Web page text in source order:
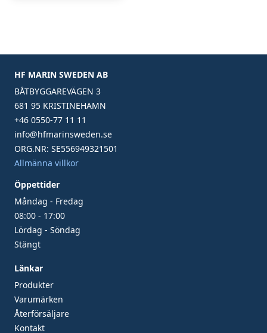
HF MARIN SWEDEN AB
BÅTBYGGAREVÄGEN 3
681 95 KRISTINEHAMN
+46 0550-77 11 11
info@hfmarinsweden.se
ORG.NR: SE556949321501
Allmänna villkor
Öppettider
Måndag - Fredag
08:00 - 17:00
Lördag - Söndag
Stängt
Länkar
Produkter
Varumärken
Återförsäljare
Kontakt